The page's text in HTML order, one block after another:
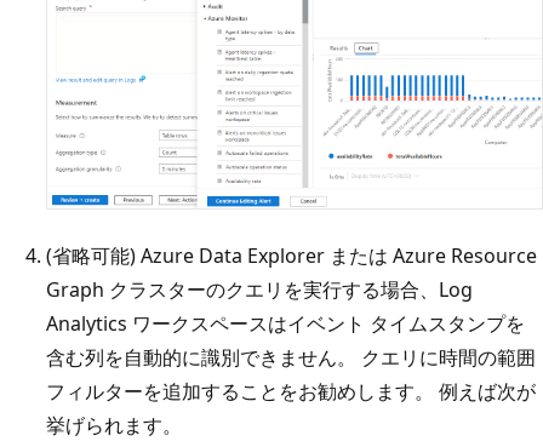
(省略可能) Azure Data Explorer または Azure Resource
Graph クラスターのクエリを実行する場合、Log
Analytics ワークスペースはイベント タイムスタンプを
含む列を自動的に識別できません。 クエリに時間の範囲
フィルターを追加することをお勧めします。 例えば次が
挙げられます。